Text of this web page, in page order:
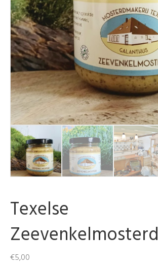
Texelse
Zeevenkelmosterd
€5,00